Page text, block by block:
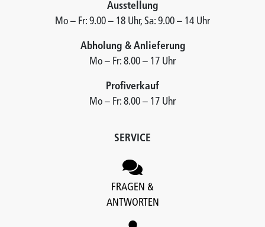
Ausstellung
Mo – Fr: 9.00 – 18 Uhr, Sa: 9.00 – 14 Uhr
Abholung & Anlieferung
Mo – Fr: 8.00 – 17 Uhr
Profiverkauf
Mo – Fr: 8.00 – 17 Uhr
SERVICE
FRAGEN &
ANTWORTEN